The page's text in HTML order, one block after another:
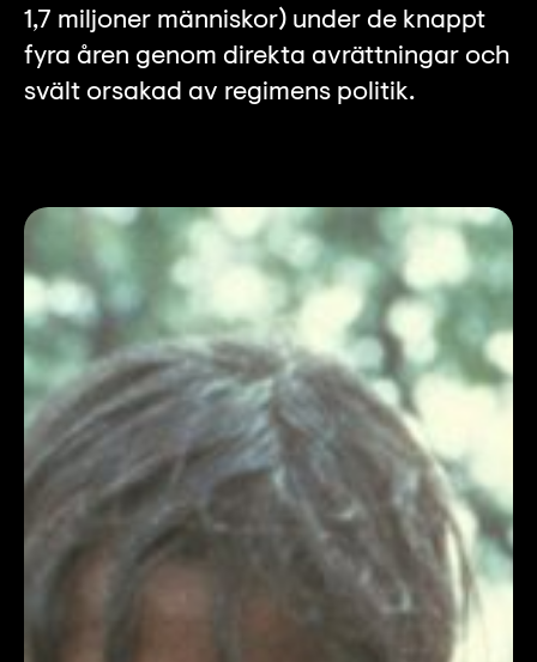
Lyssna
Teckenspråk
1,7 miljoner människor) under de knappt
fyra åren genom direkta avrättningar och
svält orsakad av regimens politik.